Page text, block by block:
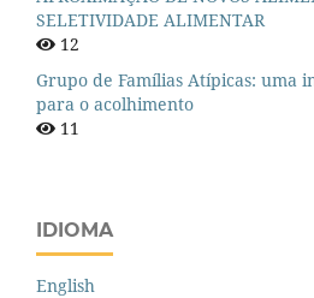
SELETIVIDADE ALIMENTAR
12
Grupo de Famílias Atípicas: uma
para o acolhimento
11
IDIOMA
English